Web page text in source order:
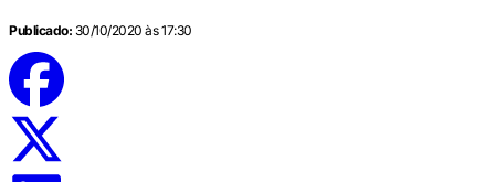
Publicado: 30/10/2020 às 17:30